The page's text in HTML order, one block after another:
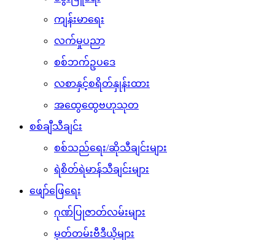
ကျန်းမာရေး
လက်မှုပညာ
စစ်ဘက်ဥပဒေ
လစာနှင့်စရိတ်နှုန်းထား
အထွေထွေဗဟုသုတ
စစ်ချီသီချင်း
စစ်သည်ရေး/ဆိုသီချင်းများ
ရဲစိတ်ရဲမာန်သီချင်းများ
ဖျော်ဖြေရေး
ဂုဏ်ပြုဇာတ်လမ်းများ
မှတ်တမ်းဗီဒီယိုများ